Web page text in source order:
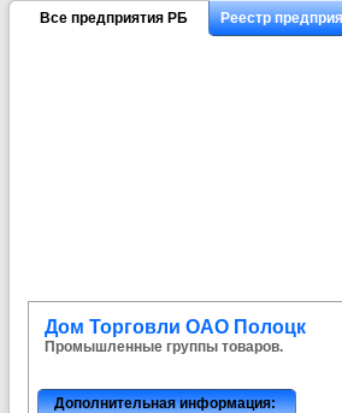
Все предприятия РБ Реестр
Дом Торговли ОАО Полоцк
Промышленные группы товаров.
Дополнительная информация: